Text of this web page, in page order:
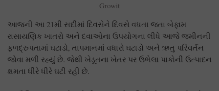
Growit
આજની આ 21મી સદીમાં દિવસેને દિવસે વધતા જતા બેફામ
રાસાયણિક ખાતરો અને દવાઓના ઉપયોગના લીધે આજે જમીનની
ફળદ્રુપતામાં ઘટાડો, તાપમાનમાં વધારો ઘટાડો અને ઋતુ પરિવર્તન
જોવા મળી રહ્યું છે. જેથી ખેડૂતના ખેતર પર ઉભેલા પાકોની ઉત્પાદન
ક્ષમતા ધીરે ધીરે ઘટી રહી છે.